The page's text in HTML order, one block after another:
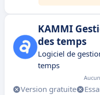
KAMMI
des temps
Logiciel de
temps
Version gratuite